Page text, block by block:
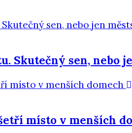
Skutečný sen, nebo
místo v menších